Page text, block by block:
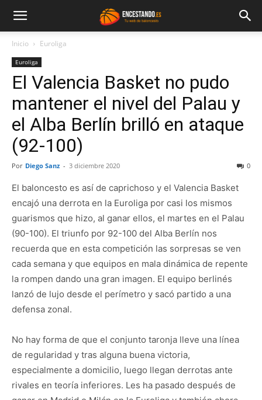
Inicio Euroliga
Euroliga
El Valencia Basket no pudo
mantener el nivel del Palau y
el Alba Berlín brilló en ataque
(92-100)
Por Diego Sanz - 3 diciembre 2020 0
El baloncesto es así de caprichoso y el Valencia Basket
encajó una derrota en la Euroliga por casi los mismos
guarismos que hizo, al ganar ellos, el martes en el Palau
(90-100). El triunfo por 92-100 del Alba Berlín nos
recuerda que en esta competición las sorpresas se ven
cada semana y que equipos en mala dinámica de repente
la rompen dando una gran imagen. El equipo berlinés
lanzó de lujo desde el perímetro y sacó partido a una
defensa zonal.
No hay forma de que el conjunto taronja lleve una línea
de regularidad y tras alguna buena victoria,
especialmente a domicilio, luego llegan derrotas ante
rivales en teoría inferiores. Les ha pasado después de